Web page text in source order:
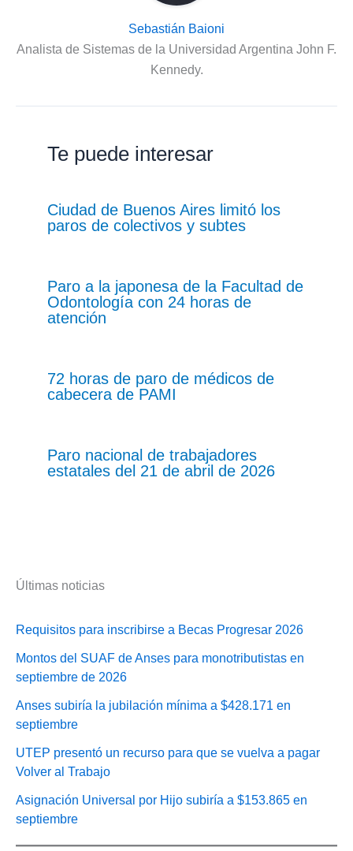
Sebastián Baioni
Analista de Sistemas de la Universidad Argentina John F.
Kennedy.
Te puede interesar
Ciudad de Buenos Aires limitó los
paros de colectivos y subtes
Paro a la japonesa de la Facultad de
Odontología con 24 horas de
atención
72 horas de paro de médicos de
cabecera de PAMI
Paro nacional de trabajadores
estatales del 21 de abril de 2026
Últimas noticias
Requisitos para inscribirse a Becas Progresar 2026
Montos del SUAF de Anses para monotributistas en
septiembre de 2026
Anses subiría la jubilación mínima a $428.171 en
septiembre
UTEP presentó un recurso para que se vuelva a pagar
Volver al Trabajo
Asignación Universal por Hijo subiría a $153.865 en
septiembre